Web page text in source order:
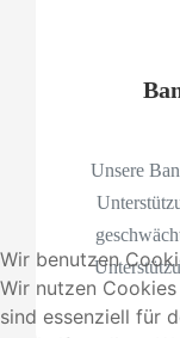
Unsere
Wir benutzen
Wir nutzen
sind essenziell für